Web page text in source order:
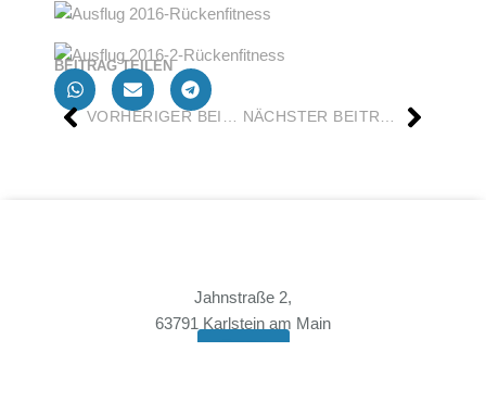
BEITRAG TEILEN
Jahnstraße 2,
63791 Karlstein am Main